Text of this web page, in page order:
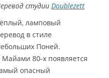
студии Doublezett
ламповый
в стиле
Поней.
Майами 80-х появляется
опасный